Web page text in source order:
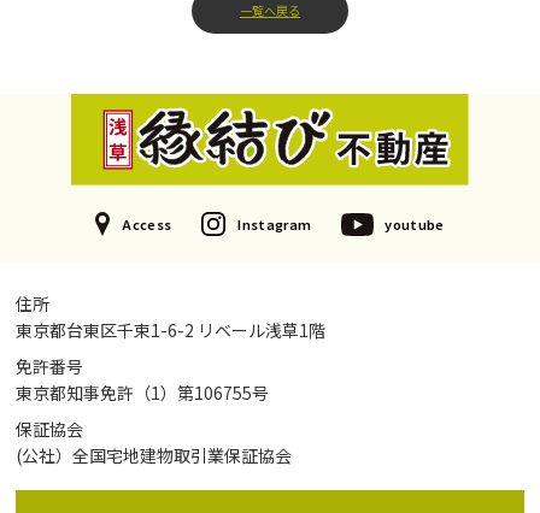
一覧へ戻る
Access Instagram youtube
住所
東京都台東区千束1-6-2 リベール浅草1階
免許番号
東京都知事免許（1）第106755号
保証協会
(公社）全国宅地建物取引業保証協会